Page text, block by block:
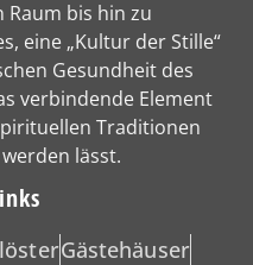
bis hin zu
eine „Kultur der Stille“
Gesundheit des
verbindende Element
Traditionen
lässt.
Gästehäuser